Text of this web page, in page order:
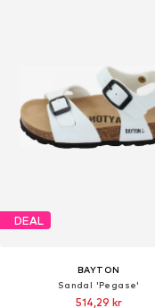
DEAL
BAYTON
Sandal 'Pegase'
514,29 kr